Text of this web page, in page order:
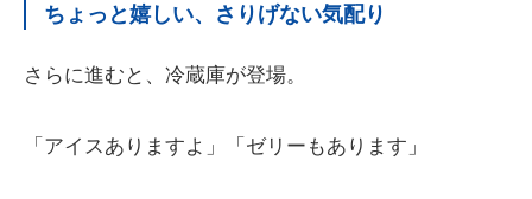
ちょっと嬉しい、さりげない気配り
さらに進むと、冷蔵庫が登場。
「アイスありますよ」「ゼリーもあります」